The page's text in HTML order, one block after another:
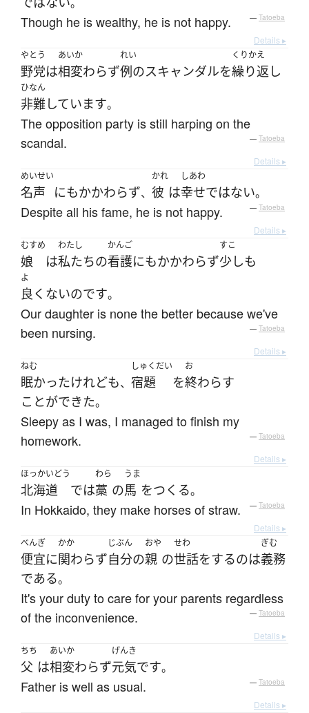
Though he is wealthy, he is not happy. — Tatoeba
Details ▸
やとう
野党は
あいか
相変わらず
れい
例のスキャンダルを
くりかえ
繰り返し
ひなん
非難しています。
The opposition party is still harping on the
scandal.
— Tatoeba
Details ▸
めいせい
名声 にもかかわらず、
かれ
彼 は
しあわ
幸せではない。
Despite all his fame, he is not happy. — Tatoeba
Details ▸
むすめ
娘 は
わたし
私たちの
かんご
看護にもかかわらず
すこ
少しも
よ
良くないのです。
Our daughter is none the better because we've
been nursing.
— Tatoeba
Details ▸
ねむ
眠かったけれども、
しゅくだい
宿題 を
お
終わらす
ことができた。
Sleepy as I was, I managed to finish my
homework.
— Tatoeba
Details ▸
ほっかいどう
北海道 では
わら
藁 の
うま
馬 をつくる。
In Hokkaido, they make horses of straw. — Tatoeba
Details ▸
べんぎ
便宜に
かか
関わらず
じぶん
自分の
おや
親 の
せわ
世話をするのは
ぎむ
義務
である。
It's your duty to care for your parents regardless
of the inconvenience.
— Tatoeba
Details ▸
ちち
父 は
あいか
相変わらず
げんき
元気です。
Father is well as usual. — Tatoeba
Details ▸